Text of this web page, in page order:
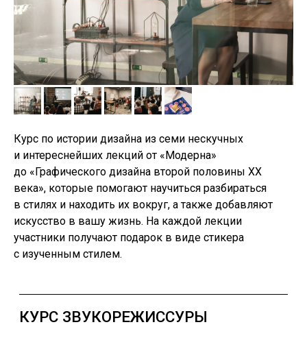
Курс по истории дизайна из семи нескучных
и интереснейших лекций от «Модерна»
до «Графического дизайна второй половины XX
века», которые помогают научиться разбираться
в стилях и находить их вокруг, а также добавляют
искусство в вашу жизнь. На каждой лекции
участники получают подарок в виде стикера
с изученным стилем.